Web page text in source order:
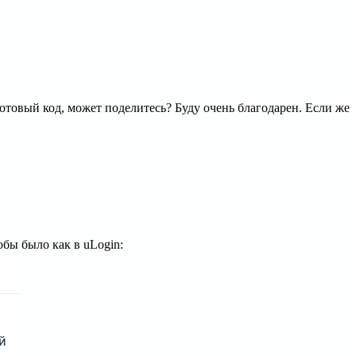
код, может поделитесь? Буду очень благодарен. Если же
было как в uLogin: